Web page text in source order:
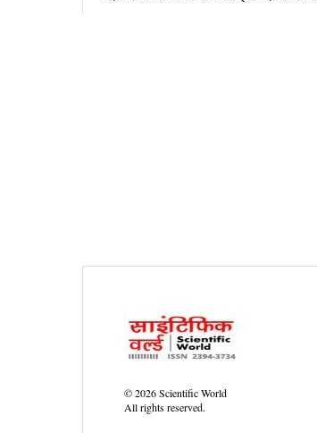
©2026Scientific World
All rights reserved.